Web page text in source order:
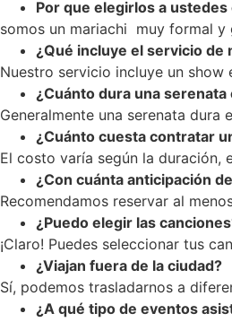
Por que elegirlos a
somos un mariachi muy formal
¿Qué incluye el servicio de
Nuestro servicio incluye un
¿Cuánto dura una
Generalmente una serenata
¿Cuánto cuesta contratar
El costo varía según la duración,
¿Con cuánta anticipación
Recomendamos reservar al
¿Puedo elegir las
¡Claro! Puedes seleccionar tus
¿Viajan fuera de la ciudad?
Sí, podemos trasladarnos a
¿A qué tipo de eventos